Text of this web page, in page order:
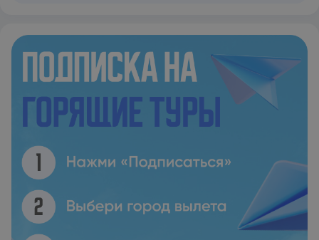
entrance is located next to the hotel. Istanbul Airport is within
70 km.